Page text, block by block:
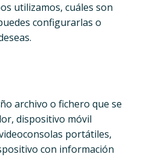
utilizamos, cuáles son
configurarlas o
archivo o fichero que se
dispositivo móvil
portátiles,
con información